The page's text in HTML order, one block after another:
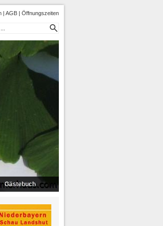
| AGB | Öffnungszeiten
Gästebuch